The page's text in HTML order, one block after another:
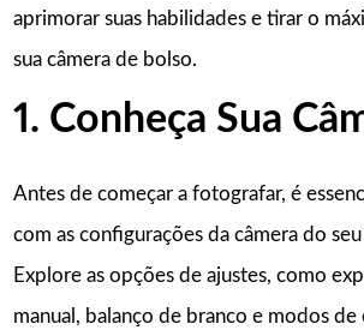
aprimorar suas habilidades e tirar o
sua câmera de bolso.
1. Conheça Sua
Antes de começar a fotografar, é
com as configurações da câmera do
Explore as opções de ajustes, como
manual, balanço de branco e modos de